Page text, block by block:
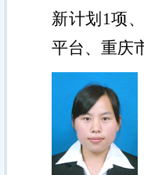
新计划 1项
平台、重庆